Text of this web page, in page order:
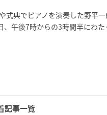
典でピアノを演奏した野平
午後7時からの3時間半にわ
記事一覧